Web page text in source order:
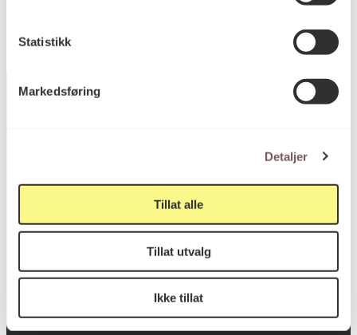
Statistikk
Markedsføring
Detaljer
Tillat alle
Tillat utvalg
Ikke tillat
St. Olavs plass
22 99 11 99